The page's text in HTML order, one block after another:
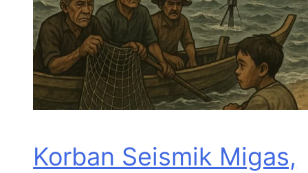
Korban Seismik Migas,